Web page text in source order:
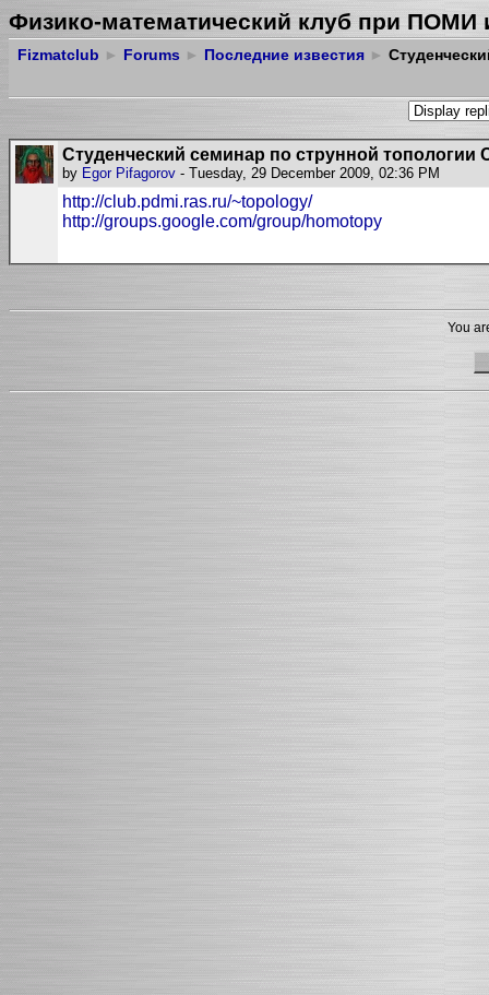
Физико-математический клуб при ПОМИ
Fizmatclub ► Forums ► Последние известия ►
Студенческий семинар по струнной топологии
by Egor Pifagorov - Tuesday, 29 December 2009, 02:36 PM
http://club.pdmi.ras.ru/~topology/
http://groups.google.com/group/homotopy
You